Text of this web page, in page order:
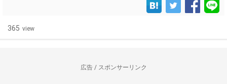
365 view
広告 / スポンサーリンク